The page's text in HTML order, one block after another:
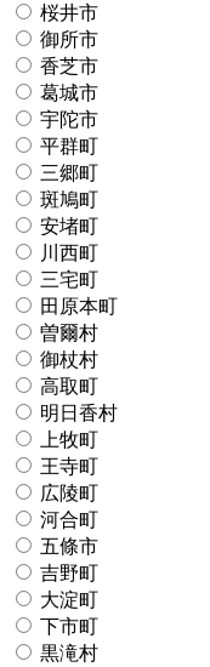
桜井市
御所市
香芝市
葛城市
宇陀市
平群町
三郷町
斑鳩町
安堵町
川西町
三宅町
田原本町
曽爾村
御杖村
高取町
明日香村
上牧町
王寺町
広陵町
河合町
五條市
吉野町
大淀町
下市町
黒滝村